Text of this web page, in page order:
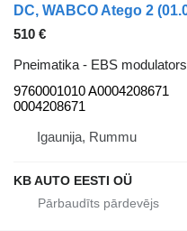
510 €
Pneimatika - EBS modulators
9760001010 A0004208671
0004208671
Igaunija, Rummu
KB AUTO EESTI OÜ